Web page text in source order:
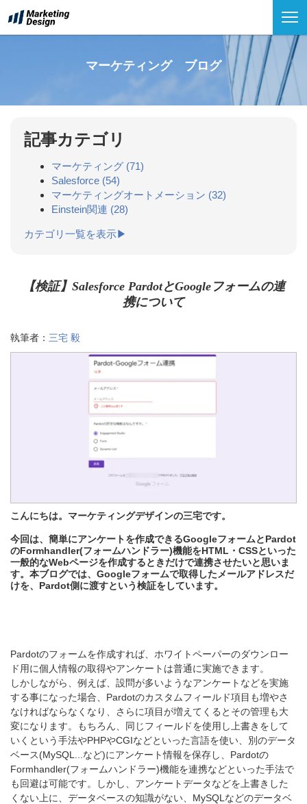
マーケティング ブログ
記事カテゴリ
マーケティング (71)
Salesforce (54)
マーケティングオートメーション (32)
Einstein関連 (28)
カテゴリ一覧を表示▶
【検証】Salesforce PardotとGoogleフォームの連
携について
執筆者： 三宅 毅
こんにちは。マーケティングデザインの三宅です。
今回は、 簡単にアンケートを作成できるGoogleフォームとPardot
のFormhandler(フォームハンドラー)機能をHTML・CSSといった
一般的なWebページを作成するときだけで連携させたいと思いま
す。本ブログでは、Googleフォームで取得したメールアドレスだ
けを、Pardot側に渡すという検証をしています。
Pardotのフォームを作成すれば、ホワイトペーパーのダウンロー
ド用に個人情報の取得やアンケートは普通に実施できます。
しかしながら、例えば、設問が多いようなアンケートなどを実施
する事になった場合、Pardotのカスタムフィールド項目も増やさ
なければならなくなり、さらに項目が増えてくるとその管理も大
変になります。もちろん、同じフィールドを使用し上書きをして
いくという手法やPHPやCGIなどといった言語を使い、別のデータ
ベース(MySQL...など)にアンケート情報を保存し、Pardotの
Formhandler(フォームハンドラー)機能を連携などといった手法で
も回避は可能です。しかし、アンケートデータなどを上書きした
くない上に、データベースの知識がない、MySQLなどのデータベ